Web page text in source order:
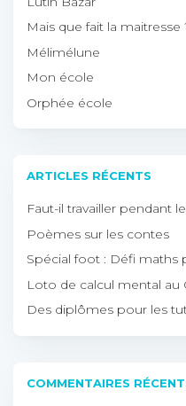
Mais que fait la maitresse
Mélimélune
Mon école
Orphée école
ARTICLES RÉCENTS
Faut-il travailler pendant
Poèmes sur les contes
Spécial foot : Défi maths
Loto de calcul mental au
Des diplômes pour les
COMMENTAIRES